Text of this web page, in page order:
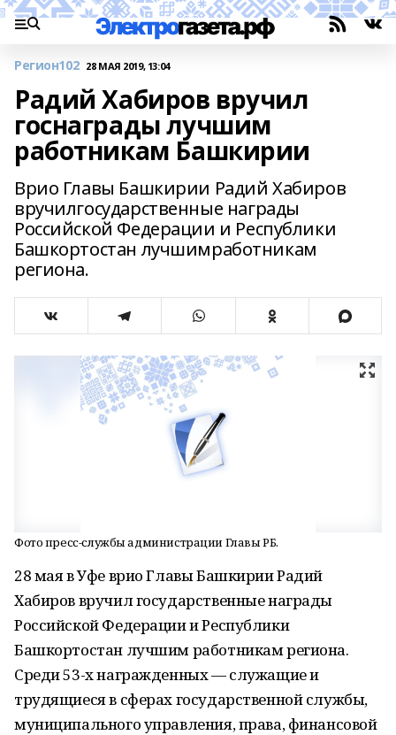
Регион102 28 МАЯ 2019, 13:04
Радий Хабиров вручил
госнаграды лучшим
работникам Башкирии
Врио Главы Башкирии Радий Хабиров
вручилгосударственные награды
Российской Федерации и Республики
Башкортостан лучшимработникам
региона.
Фото пресс-службы администрации Главы РБ.
28 мая в Уфе врио Главы Башкирии Радий
Хабиров вручил государственные награды
Российской Федерации и Республики
Башкортостан лучшим работникам региона.
Среди 53-х награжденных — служащие и
трудящиеся в сферах государственной службы,
муниципального управления, права, финансовой